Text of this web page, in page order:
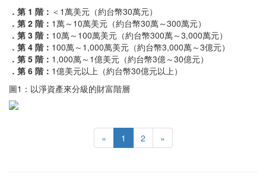
．第 1 階： ＜1萬美元（約台幣30萬元）
．第 2 階： 1萬～10萬美元（約台幣30萬～300萬元）
．第 3 階： 10萬～100萬美元（約台幣300萬～3,000萬元）
．第 4 階： 100萬～1,000萬美元（約台幣3,000萬～3億元）
．第 5 階： 1,000萬～1億美元（約台幣3億～30億元）
．第 6 階： 1億美元以上（約台幣30億元以上）
圖1：以淨資產來分級的財富階層
« 1 2 »